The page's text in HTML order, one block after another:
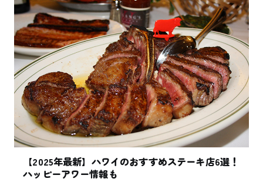
【2025年最新】ハワイのおすすめステーキ店6選！
ハッピーアワー情報も